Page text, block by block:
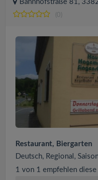
Bahnhofstraße 81,
(0)
Restaurant, Biergarten
Deutsch, Regional,
1 von 1 empfehlen